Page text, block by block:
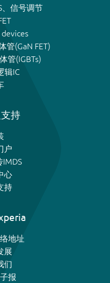
、信号调节
管(GaN FET)
管(IGBTs)
辑IC
持
户
IMDS
心
持
地址
展
们
报